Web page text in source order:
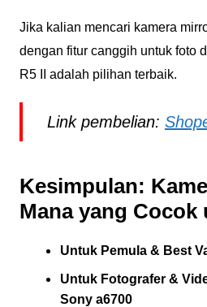
Jika kalian mencari kamera
dengan fitur canggih untuk foto
R5 II adalah pilihan terbaik.
Link pembelian:
Kesimpulan:
Mana yang
Untuk Pemula & Best
Untuk Fotografer &
Sony a6700